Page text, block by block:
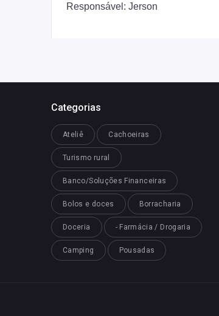
Responsável: Jerson
Categorias
Ateliê Cachoeiras
Turismo rural
Banco/Soluções Financeiras
Bolos e doces Borracharia
Doceria - Farmácia / Drogaria
Camping Pousadas